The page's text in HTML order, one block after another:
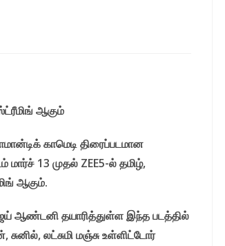
ஆகும்
காமெடி திரைப்படமான
மார்ச் 13 முதல் ZEE5-ல் தமிழ்,
ஆகும்.
ஆண்டனி தயாரித்துள்ள இந்த படத்தில்
லட்சுமி மஞ்சு உள்ளிட்டோர்